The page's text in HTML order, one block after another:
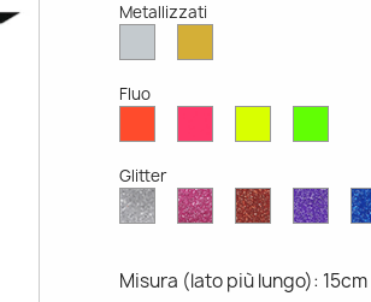
Metallizzati
MetallizzatoMetallizzato
Fluo
Fluo
Fluo
Fluo
Fluo
Glitter
Diamante
Glitter
Rosa
Glitter
Rosso
Glitter
Viola
Misura (lato più lungo): 15cm